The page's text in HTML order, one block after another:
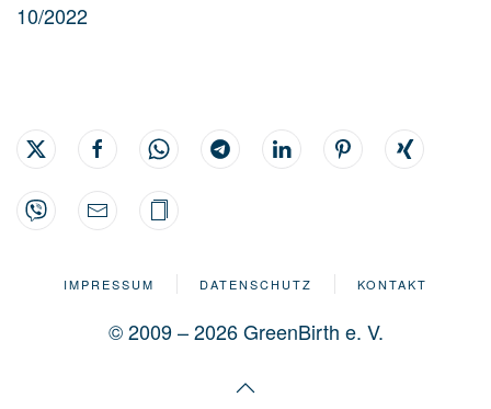
10/2022
IMPRESSUM DATENSCHUTZ KONTAKT
© 2009 – 2026 GreenBirth e. V.